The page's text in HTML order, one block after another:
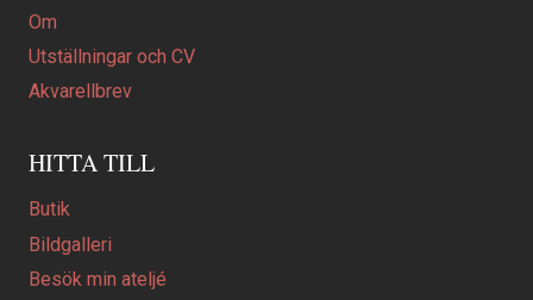
Om
Utställningar och CV
Akvarellbrev
HITTA TILL
Butik
Bildgalleri
Besök min ateljé